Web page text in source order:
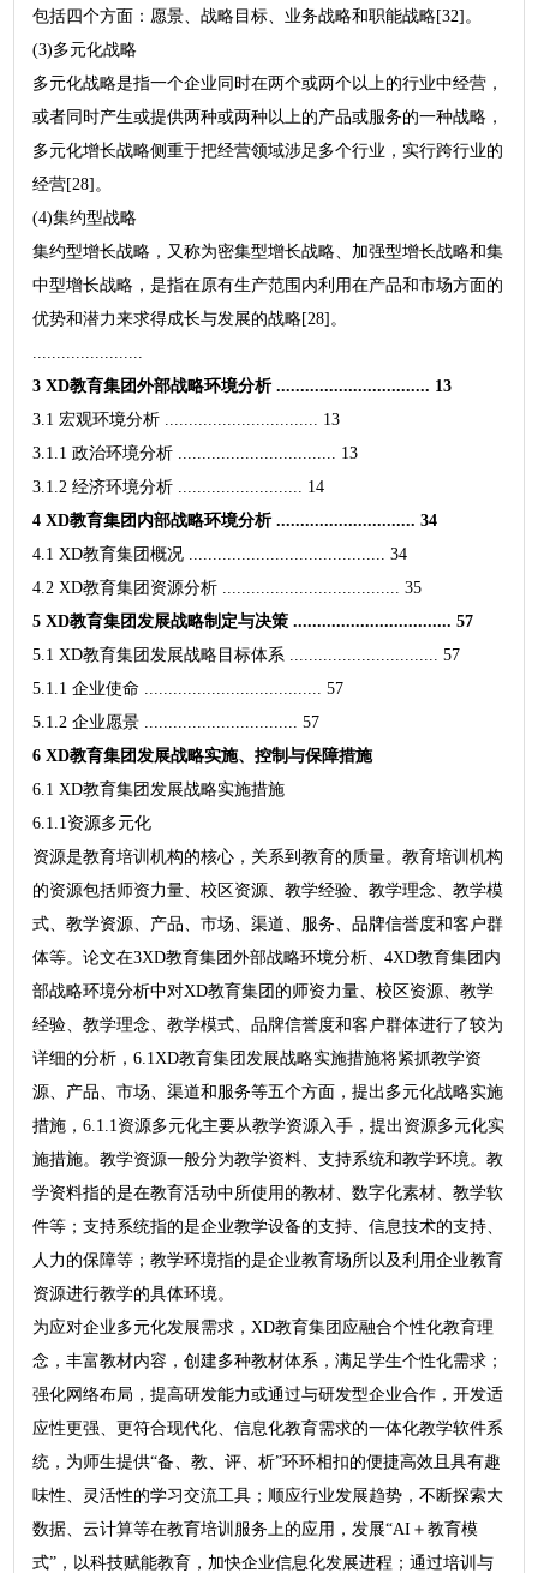
包括四个方面：愿景、战略目标、业务战略和职能战略[32]。
(3)多元化战略
多元化战略是指一个企业同时在两个或两个以上的行业中经营，
或者同时产生或提供两种或两种以上的产品或服务的一种战略，
多元化增长战略侧重于把经营领域涉足多个行业，实行跨行业的
经营[28]。
(4)集约型战略
集约型增长战略，又称为密集型增长战略、加强型增长战略和集
中型增长战略，是指在原有生产范围内利用在产品和市场方面的
优势和潜力来求得成长与发展的战略[28]。
3 XD教育集团外部战略环境分析 ................................ 13
3.1 宏观环境分析 ................................ 13
3.1.1 政治环境分析 ................................. 13
3.1.2 经济环境分析 .......................... 14
4 XD教育集团内部战略环境分析 ............................. 34
4.1 XD教育集团概况 ......................................... 34
4.2 XD教育集团资源分析 ..................................... 35
5 XD教育集团发展战略制定与决策 ................................. 57
5.1 XD教育集团发展战略目标体系 ............................... 57
5.1.1 企业使命 ..................................... 57
5.1.2 企业愿景 ................................ 57
6 XD教育集团发展战略实施、控制与保障措施
6.1 XD教育集团发展战略实施措施
6.1.1资源多元化
资源是教育培训机构的核心，关系到教育的质量。教育培训机构
的资源包括师资力量、校区资源、教学经验、教学理念、教学模
式、教学资源、产品、市场、渠道、服务、品牌信誉度和客户群
体等。论文在3XD教育集团外部战略环境分析、4XD教育集团内
部战略环境分析中对XD教育集团的师资力量、校区资源、教学
经验、教学理念、教学模式、品牌信誉度和客户群体进行了较为
详细的分析，6.1XD教育集团发展战略实施措施将紧抓教学资
源、产品、市场、渠道和服务等五个方面，提出多元化战略实施
措施，6.1.1资源多元化主要从教学资源入手，提出资源多元化实
施措施。教学资源一般分为教学资料、支持系统和教学环境。教
学资料指的是在教育活动中所使用的教材、数字化素材、教学软
件等；支持系统指的是企业教学设备的支持、信息技术的支持、
人力的保障等；教学环境指的是企业教育场所以及利用企业教育
资源进行教学的具体环境。
为应对企业多元化发展需求，XD教育集团应融合个性化教育理
念，丰富教材内容，创建多种教材体系，满足学生个性化需求；
强化网络布局，提高研发能力或通过与研发型企业合作，开发适
应性更强、更符合现代化、信息化教育需求的一体化教学软件系
统，为师生提供“备、教、评、析”环环相扣的便捷高效且具有趣
味性、灵活性的学习交流工具；顺应行业发展趋势，不断探索大
数据、云计算等在教育培训服务上的应用，发展“AI＋教育模
式”，以科技赋能教育，加快企业信息化发展进程；通过培训与